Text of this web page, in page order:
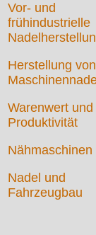
Vor- und
frühindustrielle
Herstellung von
Warenwert und
Produktivität
Nähmaschinen
Nadel und
Fahrzeugbau